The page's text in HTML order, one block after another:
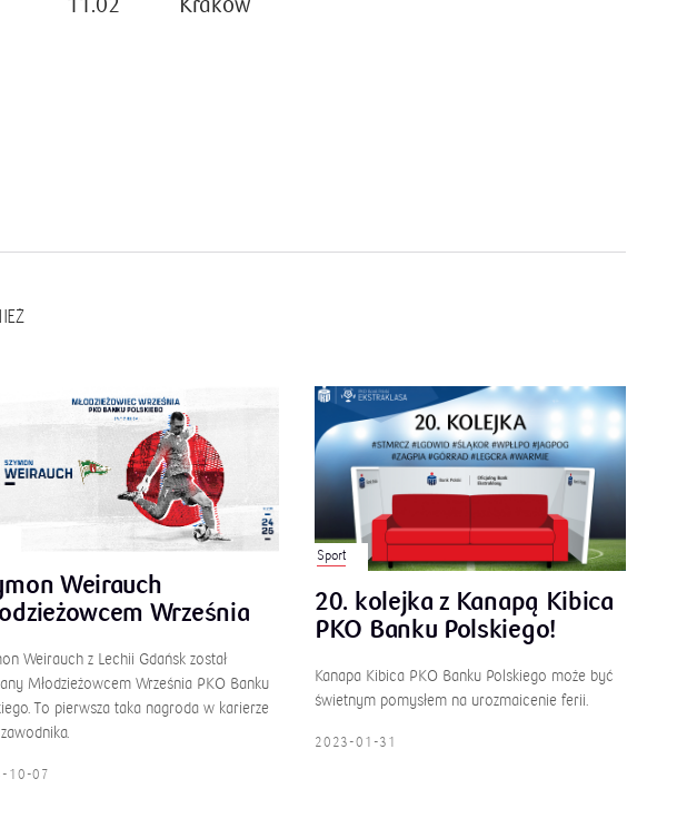
11.02 Kraków
Weirauch
Września
Weirauch z Lechii Gdańsk został
Młodzieżowcem Września PKO Banku
To pierwsza taka nagroda w karierze
10-07
Sport
20. kolejka z Kanapą Kibica
PKO Banku Polskiego!
Kanapa Kibica PKO Banku Polskiego może być
świetnym pomysłem na urozmaicenie ferii.
2023-01-31